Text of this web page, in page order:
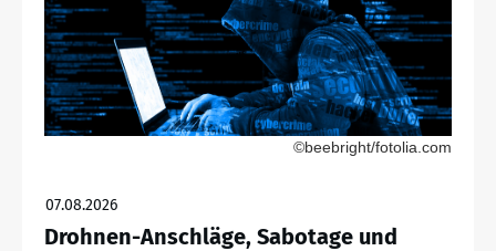
©beebright/fotolia.com
07.08.2026
Drohnen-Anschläge, Sabotage und